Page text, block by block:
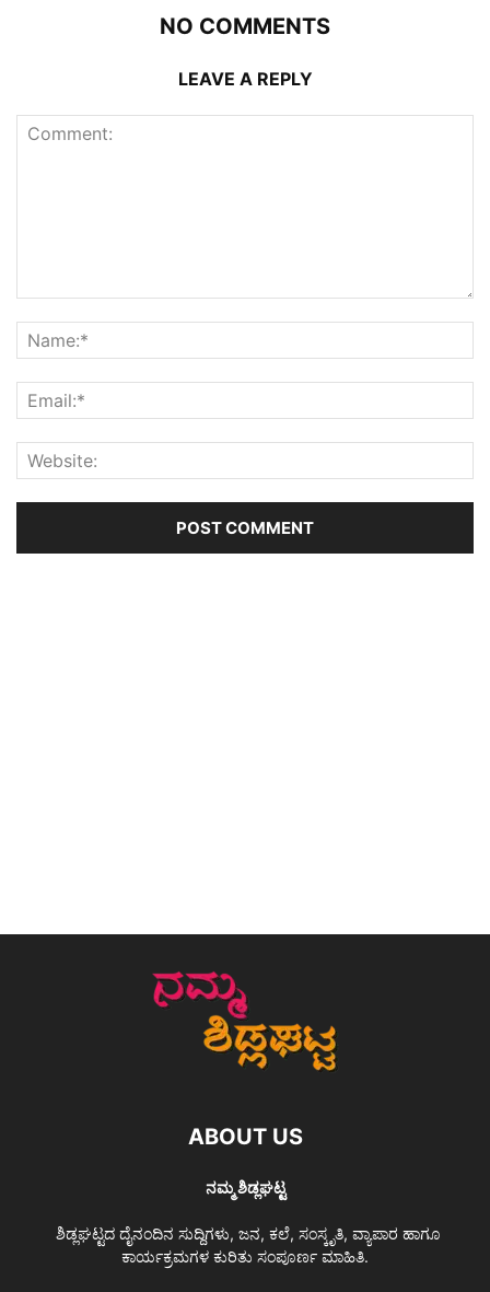
NO COMMENTS
LEAVE A REPLY
ABOUT US
ನಮ್ಮ ಶಿಡ್ಲಘಟ್ಟ
ಶಿಡ್ಲಘಟ್ಟದ ದೈನಂದಿನ ಸುದ್ದಿಗಳು, ಜನ, ಕಲೆ, ಸಂಸ್ಕೃತಿ, ವ್ಯಾಪಾರ ಹಾಗೂ
ಕಾರ್ಯಕ್ರಮಗಳ ಕುರಿತು ಸಂಪೂರ್ಣ ಮಾಹಿತಿ.